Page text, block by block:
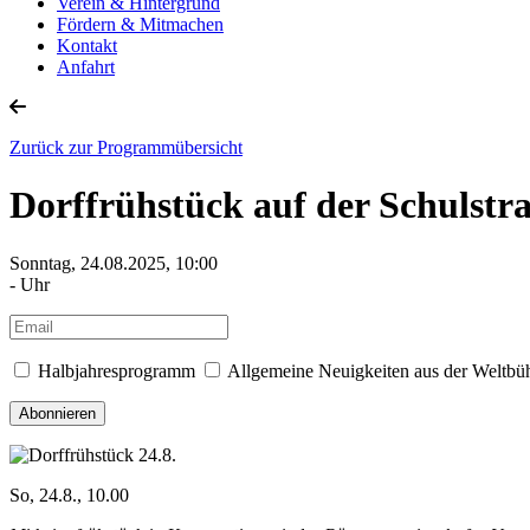
Fördern & Mitmachen
Kontakt
Anfahrt
Zurück zur Programmübersicht
Dorffrühstück auf der
Sonntag, 24.08.2025, 10:00
- Uhr
Halbjahresprogramm Allgemeine Neuigkeiten aus der
So, 24.8., 10.00